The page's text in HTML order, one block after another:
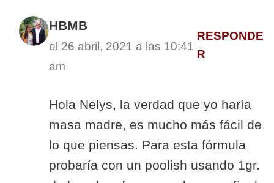
HBMB
el 26 abril, 2021 a las 10:41
am
RESPONDE
R
Hola Nelys, la verdad que yo haría
masa madre, es mucho más fácil de
lo que piensas. Para esta fórmula
probaría con un poolish usando 1gr.